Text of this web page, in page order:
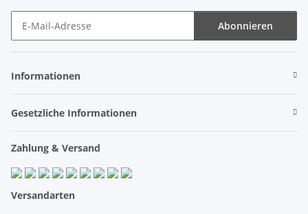
Abonnieren
Informationen
Gesetzliche Informationen
Zahlung & Versand
Versandarten